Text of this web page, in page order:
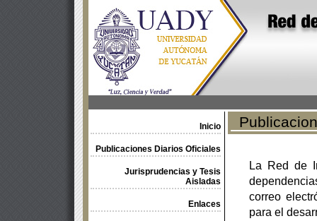
Inicio
Publicaciones Diarios Oficiales
Jurisprudencias y Tesis
Aisladas
Enlaces
La Red de
correo
para el